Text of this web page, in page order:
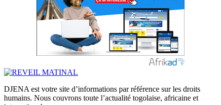
DJENA est votre site d’informations par référence sur les droits
humains. Nous couvrons toute l’actualité togolaise, africaine et